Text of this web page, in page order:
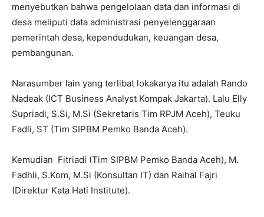
menyebutkan bahwa pengelolaan data dan informasi di
desa meliputi data administrasi penyelenggaraan
pemerintah desa, kependudukan, keuangan desa,
pembangunan.
Narasumber lain yang terlibat lokakarya itu adalah Rando
Nadeak (ICT Business Analyst Kompak Jakarta). Lalu Elly
Supriadi, S.Si, M.Si (Sekretaris Tim RPJM Aceh), Teuku
Fadli, ST (Tim SIPBM Pemko Banda Aceh).
Kemudian Fitriadi (Tim SIPBM Pemko Banda Aceh), M.
Fadhli, S.Kom, M.Si (Konsultan IT) dan Raihal Fajri
(Direktur Kata Hati Institute).